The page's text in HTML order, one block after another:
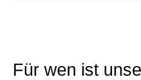
Für wen ist